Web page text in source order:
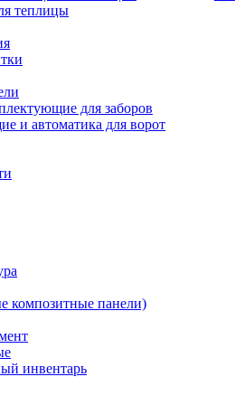
теплицы
для заборов
и автоматика для ворот
панели)
инвентарь